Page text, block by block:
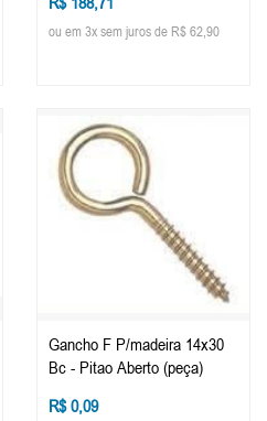
ou em 3x sem juros de R$ 62,90
Gancho F P/madeira 14x30
Bc - Pitao Aberto (peça)
R$ 0,09